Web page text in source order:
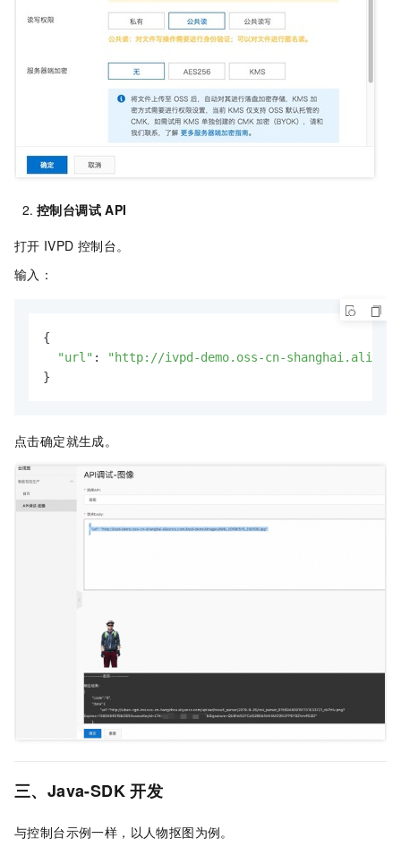
控制台调试 API
打开 IVPD 控制台。
输入：
{
"url" :
"http://ivpd-demo.oss-cn-
}
点击确定就生成。
三、Java-SDK 开发
与控制台示例一样，以人物抠图为例。